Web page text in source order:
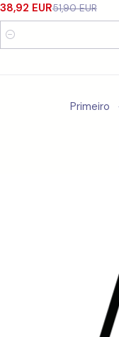
38,92 EUR51,90 EUR
Quantidade
Primeiro